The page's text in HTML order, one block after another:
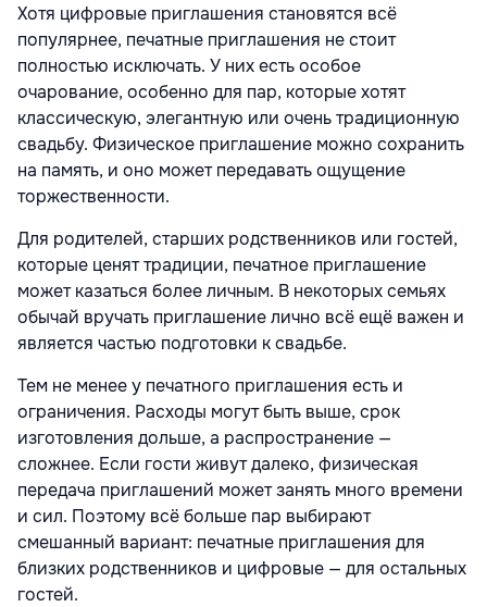
Хотя цифровые приглашения становятся всё
популярнее, печатные приглашения не стоит
полностью исключать. У них есть особое
очарование, особенно для пар, которые хотят
классическую, элегантную или очень традиционную
свадьбу. Физическое приглашение можно сохранить
на память, и оно может передавать ощущение
торжественности.
Для родителей, старших родственников или гостей,
которые ценят традиции, печатное приглашение
может казаться более личным. В некоторых семьях
обычай вручать приглашение лично всё ещё важен и
является частью подготовки к свадьбе.
Тем не менее у печатного приглашения есть и
ограничения. Расходы могут быть выше, срок
изготовления дольше, а распространение —
сложнее. Если гости живут далеко, физическая
передача приглашений может занять много времени
и сил. Поэтому всё больше пар выбирают
смешанный вариант: печатные приглашения для
близких родственников и цифровые — для остальных
гостей.